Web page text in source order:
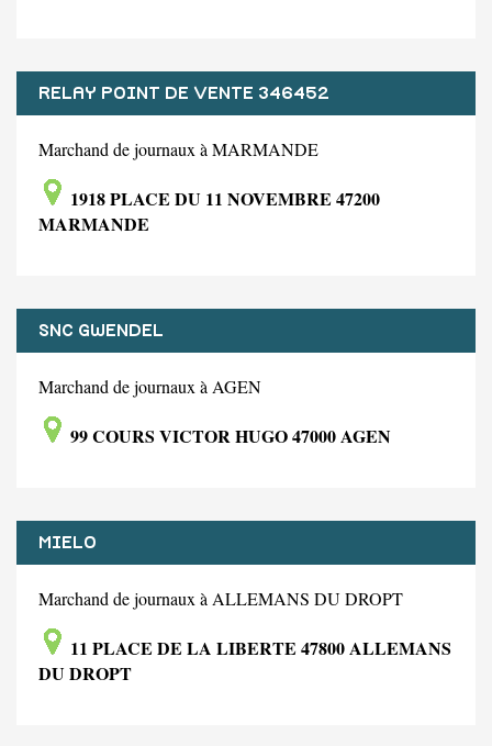
RELAY POINT DE VENTE 346452
Marchand de journaux à MARMANDE
1918 PLACE DU 11 NOVEMBRE 47200
MARMANDE
SNC GWENDEL
Marchand de journaux à AGEN
99 COURS VICTOR HUGO 47000 AGEN
MIELO
Marchand de journaux à ALLEMANS DU DROPT
11 PLACE DE LA LIBERTE 47800 ALLEMANS
DU DROPT